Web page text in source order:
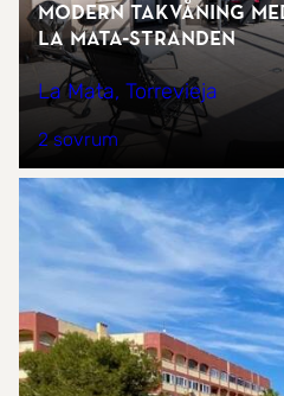
Modern takvåning
La Mata-stranden
La Mata, Torrevieja
2 sovrum